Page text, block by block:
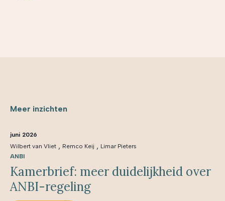
Meer inzichten
juni 2026
Wilbert van Vliet , Remco Keij , Limar Pieters
ANBI
Kamerbrief: meer duidelijkheid over
ANBI-regeling